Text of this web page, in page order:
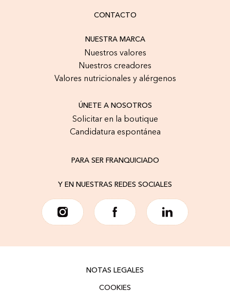
CONTACTO
NUESTRA MARCA
Nuestros valores
Nuestros creadores
Valores nutricionales y alérgenos
ÚNETE A NOSOTROS
Solicitar en la boutique
Candidatura espontánea
PARA SER FRANQUICIADO
Y EN NUESTRAS REDES SOCIALES
NOTAS LEGALES
COOKIES